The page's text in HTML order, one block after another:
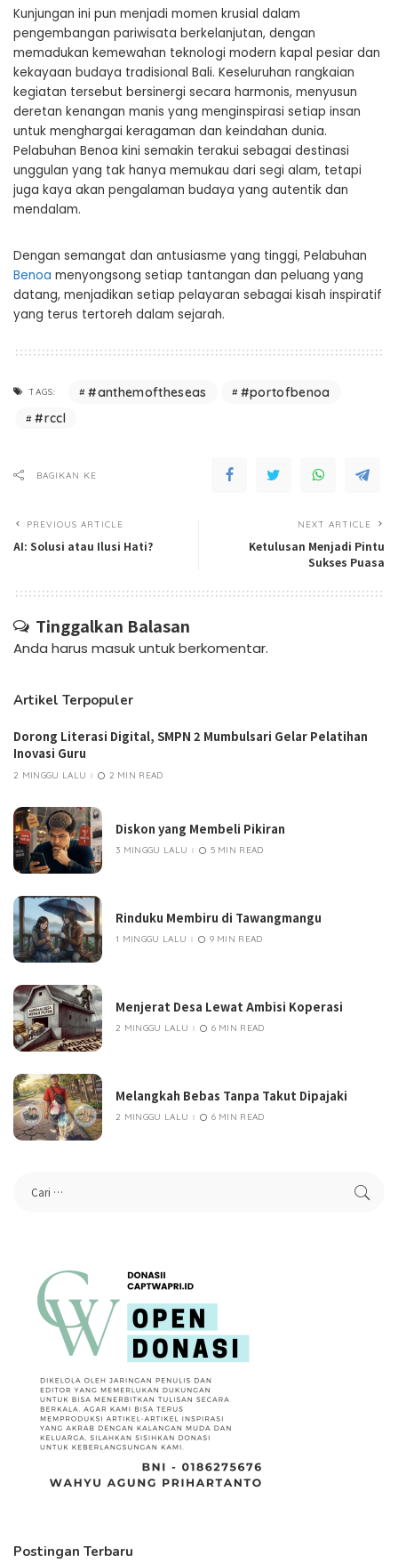
Kunjungan ini pun menjadi momen krusial dalam
pengembangan pariwisata berkelanjutan, dengan
memadukan kemewahan teknologi modern kapal pesiar dan
kekayaan budaya tradisional Bali. Keseluruhan rangkaian
kegiatan tersebut bersinergi secara harmonis, menyusun
deretan kenangan manis yang menginspirasi setiap insan
untuk menghargai keragaman dan keindahan dunia.
Pelabuhan Benoa kini semakin terakui sebagai destinasi
unggulan yang tak hanya memukau dari segi alam, tetapi
juga kaya akan pengalaman budaya yang autentik dan
mendalam.
Dengan semangat dan antusiasme yang tinggi, Pelabuhan
Benoa menyongsong setiap tantangan dan peluang yang
datang, menjadikan setiap pelayaran sebagai kisah inspiratif
yang terus tertoreh dalam sejarah.
TAGS: #anthemoftheseas
#portofbenoa
#rccl
BAGIKAN KE
PREVIOUS ARTICLE
AI: Solusi atau Ilusi Hati?
NEXT ARTICLE
Ketulusan Menjadi Pintu
Sukses Puasa
Tinggalkan Balasan
Anda harus masukuntuk berkomentar.
Artikel Terpopuler
Dorong Literasi Digital, SMPN 2 Mumbulsari Gelar Pelatihan
Inovasi Guru
2 MINGGU LALU 2 MIN READ
Diskon yang Membeli Pikiran
3 MINGGU LALU 5 MIN READ
Rinduku Membiru di Tawangmangu
1 MINGGU LALU 9 MIN READ
Menjerat Desa Lewat Ambisi Koperasi
2 MINGGU LALU 6 MIN READ
Melangkah Bebas Tanpa Takut Dipajaki
2 MINGGU LALU 6 MIN READ
Postingan Terbaru